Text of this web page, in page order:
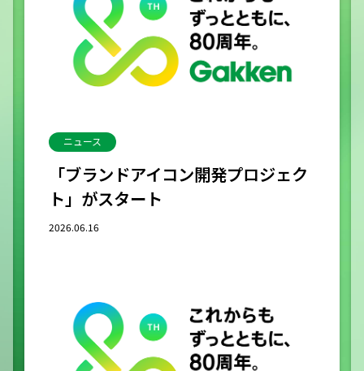
ニュース
「ブランドアイコン開発プロジェク
ト」がスタート
2026.06.16